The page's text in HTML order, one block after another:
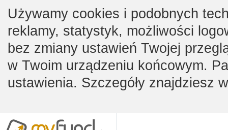
Używamy cookies i podobnych
reklamy, statystyk, możliwości
bez zmiany ustawień Twojej
w Twoim urządzeniu końcowym.
ustawienia. Szczegóły znajdziesz